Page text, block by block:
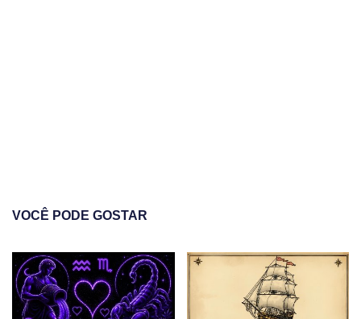
VOCÊ PODE GOSTAR